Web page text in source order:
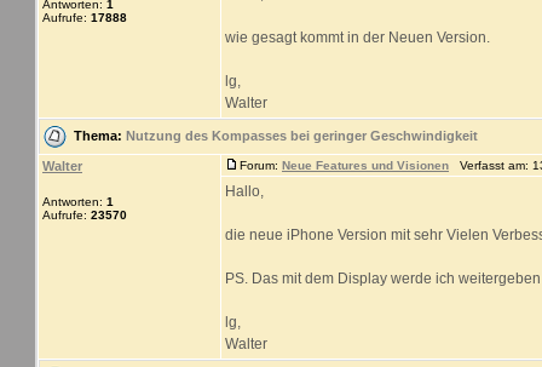
Antworten: 1
Aufrufe: 17888
wie gesagt kommt in der Neuen Version.
lg,
Walter
Thema: Nutzung des Kompasses bei geringer Geschwindigkeit
Walter
Antworten: 1
Aufrufe: 23570
Forum: Neue Features und Visionen Verfasst am:
Hallo,
die neue iPhone Version mit sehr Vielen
PS. Das mit dem Display werde ich
lg,
Walter